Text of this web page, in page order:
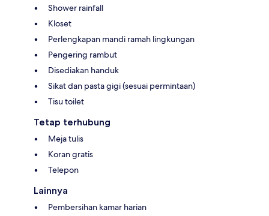
Shower rainfall
Kloset
Perlengkapan mandi ramah lingkungan
Pengering rambut
Disediakan handuk
Sikat dan pasta gigi (sesuai permintaan)
Tisu toilet
Tetap terhubung
Meja tulis
Koran gratis
Telepon
Lainnya
Pembersihan kamar harian